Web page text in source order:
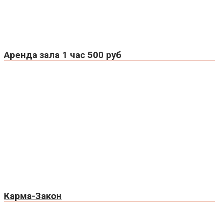
Аренда зала 1 час 500 руб
Карма-Закон